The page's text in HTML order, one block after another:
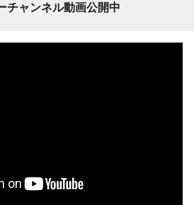
チャンネル動画公開中